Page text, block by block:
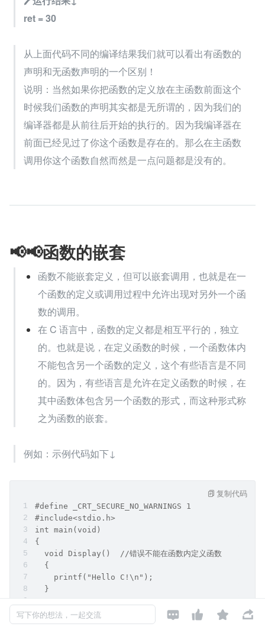
ret = 30
从上面代码不同的编译结果我们就可以看出有函数的
声明和无函数声明的一个区别！
说明：当然如果你把函数的定义放在主函数前面这个
时候我们函数的声明其实都是无所谓的，因为我们的
编译器都是从前往后开始的执行的。因为我编译器在
前面已经见过了你这个函数是存在的。那么在主函数
调用你这个函数自然而然是一点问题都是没有的。
📢📢函数的嵌套
函数不能嵌套定义，但可以嵌套调用，也就是在一
个函数的定义或调用过程中允许出现对另外一个函
数的调用。
在 C 语言中，函数的定义都是相互平行的，独立
的。也就是说，在定义函数的时候，一个函数体内
不能包含另一个函数的定义，这个有些语言是不同
的。因为，有些语言是允许在定义函数的时候，在
其中函数体包含另一个函数的形式，而这种形式称
之为函数的嵌套。
例如：示例代码如下↓
#define _CRT_SECURE_NO_WARNINGS 1
#include<stdio.h>
int main(void)
{
  void Display()  //错误不能在函数内定义函数
  {
    printf("Hello C!\n");
  }
}
复制代码
写下你的想法，一起交流    